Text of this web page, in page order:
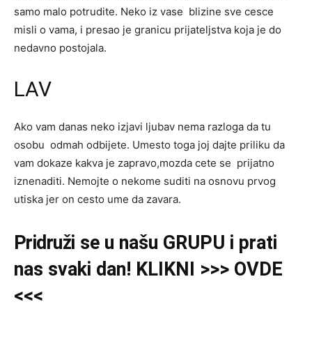
samo malo potrudite. Neko iz vase blizine sve cesce
misli o vama, i presao je granicu prijateljstva koja je do
nedavno postojala.
LAV
Ako vam danas neko izjavi ljubav nema razloga da tu
osobu odmah odbijete. Umesto toga joj dajte priliku da
vam dokaze kakva je zapravo,mozda cete se prijatno
iznenaditi. Nemojte o nekome suditi na osnovu prvog
utiska jer on cesto ume da zavara.
Pridruži se u našu GRUPU i prati
nas svaki dan! KLIKNI >>> OVDE
<<<